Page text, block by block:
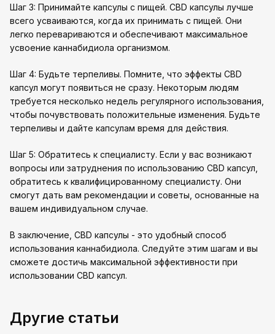
Шаг 3: Принимайте капсулы с пищей. CBD капсулы лучше
всего усваиваются, когда их принимать с пищей. Они
легко перевариваются и обеспечивают максимальное
усвоение каннабидиола организмом.
Шаг 4: Будьте терпеливы. Помните, что эффекты CBD
капсул могут появиться не сразу. Некоторым людям
требуется несколько недель регулярного использования,
чтобы почувствовать положительные изменения. Будьте
терпеливы и дайте капсулам время для действия.
Шаг 5: Обратитесь к специалисту. Если у вас возникают
вопросы или затруднения по использованию CBD капсул,
обратитесь к квалифицированному специалисту. Они
смогут дать вам рекомендации и советы, основанные на
вашем индивидуальном случае.
В заключение, CBD капсулы - это удобный способ
использования каннабидиола. Следуйте этим шагам и вы
сможете достичь максимальной эффективности при
использовании CBD капсул.
Другие статьи